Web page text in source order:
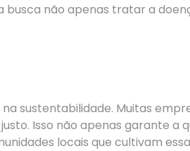
não apenas tratar a
sustentabilidade. Muitas
Isso não apenas garante a
locais que cultivam